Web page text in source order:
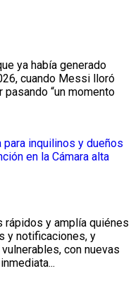
ya había generado
cuando Messi lloró
“un momento
rápidos y amplía quiénes
y notificaciones, y
con nuevas